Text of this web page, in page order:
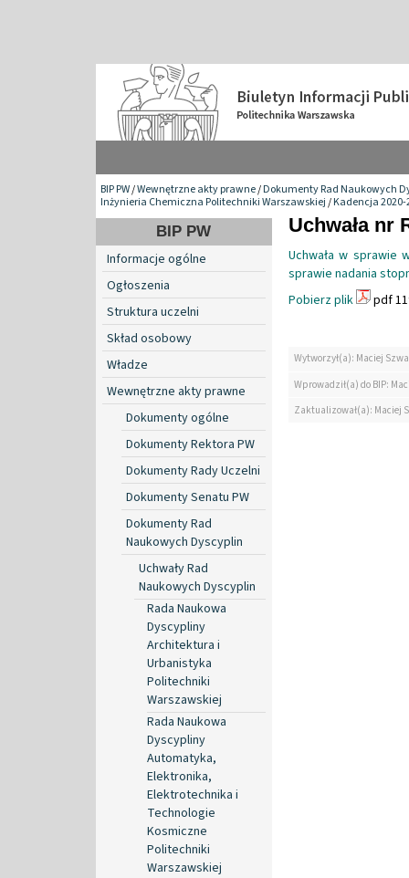
BIP PW/Wewnętrzne akty prawne/Dokumenty Rad Naukowych
Inżynieria Chemiczna Politechniki Warszawskiej/Kadencja 2020-
BIP PW
Informacje ogólne
Ogłoszenia
Struktura uczelni
Skład osobowy
Władze
Wewnętrzne akty prawne
Dokumenty ogólne
Dokumenty Rektora PW
Dokumenty Rady Uczelni
Dokumenty Senatu PW
Dokumenty Rad
Naukowych Dyscyplin
Uchwały Rad
Naukowych Dyscyplin
Rada Naukowa
Dyscypliny
Architektura i
Urbanistyka
Politechniki
Warszawskiej
Rada Naukowa
Dyscypliny
Automatyka,
Elektronika,
Elektrotechnika i
Technologie
Kosmiczne
Politechniki
Warszawskiej
Uchwała nr
Uchwała w sprawie
sprawie nadania
Pobierz plik
pdf
Wytworzył(a): Maciej
Wprowadził(a) do BIP:
Zaktualizował(a): Maciej